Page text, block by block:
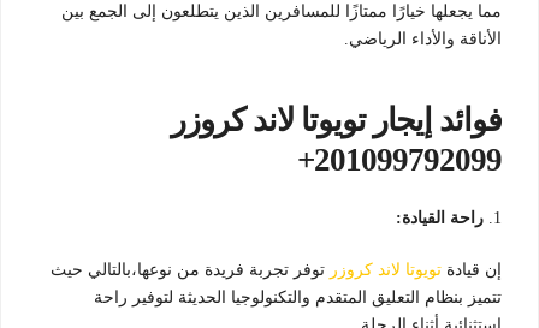
مما يجعلها خيارًا ممتازًا للمسافرين الذين يتطلعون إلى الجمع بين
الأناقة والأداء الرياضي.
فوائد إيجار تويوتا لاند كروزر
201099792099+
1. راحة القيادة:
إن قيادة تويوتا لاند كروزر توفر تجربة فريدة من نوعها،بالتالي حيث
تتميز بنظام التعليق المتقدم والتكنولوجيا الحديثة لتوفير راحة